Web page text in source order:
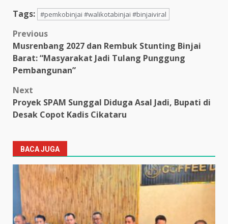
Tags: #pemkobinjai #walikotabinjai #binjaiviral
Post
navigation
Previous
Musrenbang 2027 dan Rembuk Stunting Binjai
Barat: “Masyarakat Jadi Tulang Punggung
Pembangunan”
Next
Proyek SPAM Sunggal Diduga Asal Jadi, Bupati di
Desak Copot Kadis Cikataru
BACA JUGA